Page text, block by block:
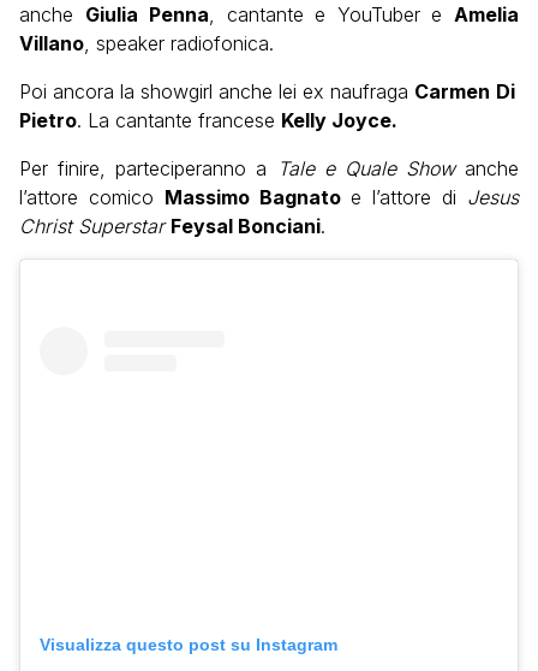
anche Giulia Penna , cantante e YouTuber e Amelia
Villano , speaker radiofonica.
Poi ancora la showgirl anche lei ex naufraga Carmen Di
Pietro. La cantante francese Kelly Joyce.
Per finire, parteciperanno a
Tale e Quale Showanche
l’attore comico Massimo Bagnatoe l’attore di Jesus
Christ Superstar Feysal Bonciani.
Visualizza questo post su Instagram